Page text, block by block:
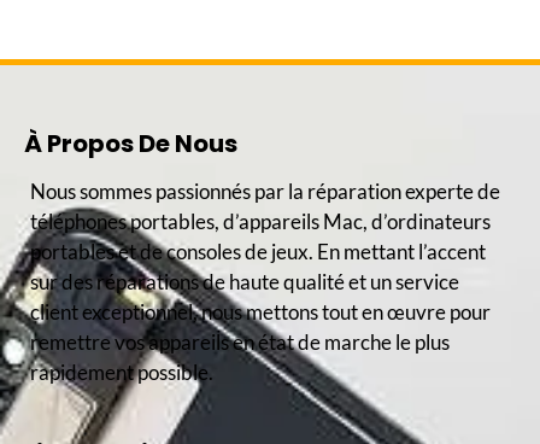
À Propos De Nous
Nous sommes passionnés par la réparation experte de
téléphones portables, d’appareils Mac, d’ordinateurs
portables et de consoles de jeux. En mettant l’accent
sur des réparations de haute qualité et un service
client exceptionnel, nous mettons tout en œuvre pour
remettre vos appareils en état de marche le plus
rapidement possible.